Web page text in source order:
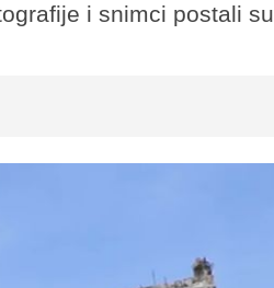
i snimci postali su